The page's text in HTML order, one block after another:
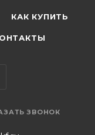
КАК КУПИТЬ
ЗВОНОК